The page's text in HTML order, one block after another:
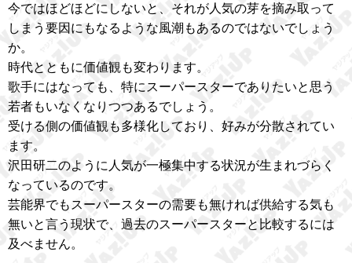
今ではほどほどにしないと、それが人気の芽を摘み取って
しまう要因にもなるような風潮もあるのではないでしょう
か。
時代とともに価値観も変わります。
歌手にはなっても、特にスーパースターでありたいと思う
若者もいなくなりつつあるでしょう。
受ける側の価値観も多様化しており、好みが分散されてい
ます。
沢田研二のように人気が一極集中する状況が生まれづらく
なっているのです。
芸能界でもスーパースターの需要も無ければ供給する気も
無いと言う現状で、過去のスーパースターと比較するには
及べません。